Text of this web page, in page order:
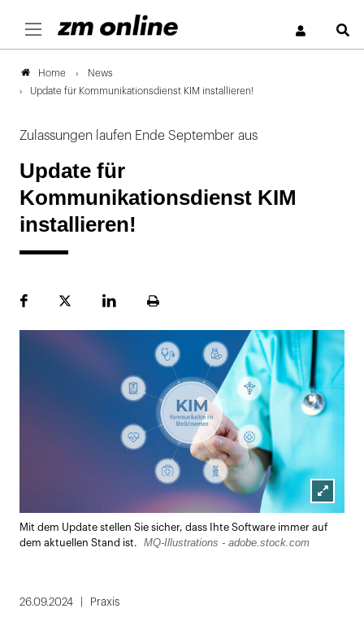
Home
News
Update für Kommunikationsdienst KIM installieren!
Zulassungen laufen Ende September aus
Update für
Kommunikationsdienst KIM
installieren!
FacebookPlattformLinekdInSeite
Lightbox
öffnen
Mit dem Update stellen Sie sicher, dass Ihte Software immer auf
dem aktuellen Stand ist.
MQ-Illustrations - adobe.stock.com
26.09.2024 Praxis